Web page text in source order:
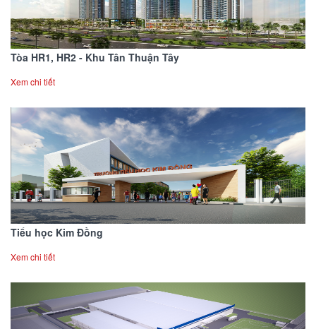
Tòa HR1, HR2 - Khu Tân Thuận Tây
Xem chi tiết
Tiểu học Kim Đồng
Xem chi tiết